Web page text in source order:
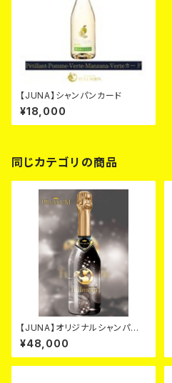
【JUNA】シャンパンカード
¥18,000
同じカテゴリの商品
【JUNA】オリジナルシャンパ
ン ブラック カード
¥48,000